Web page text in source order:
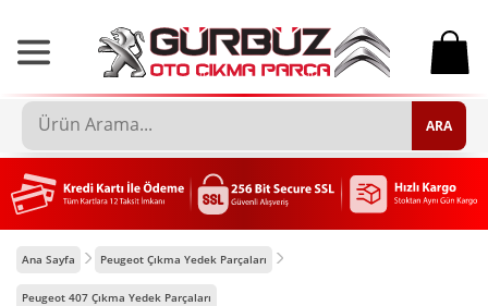
0
ARA
Ana Sayfa Peugeot Çıkma Yedek Parçaları
Peugeot 407 Çıkma Yedek Parçaları